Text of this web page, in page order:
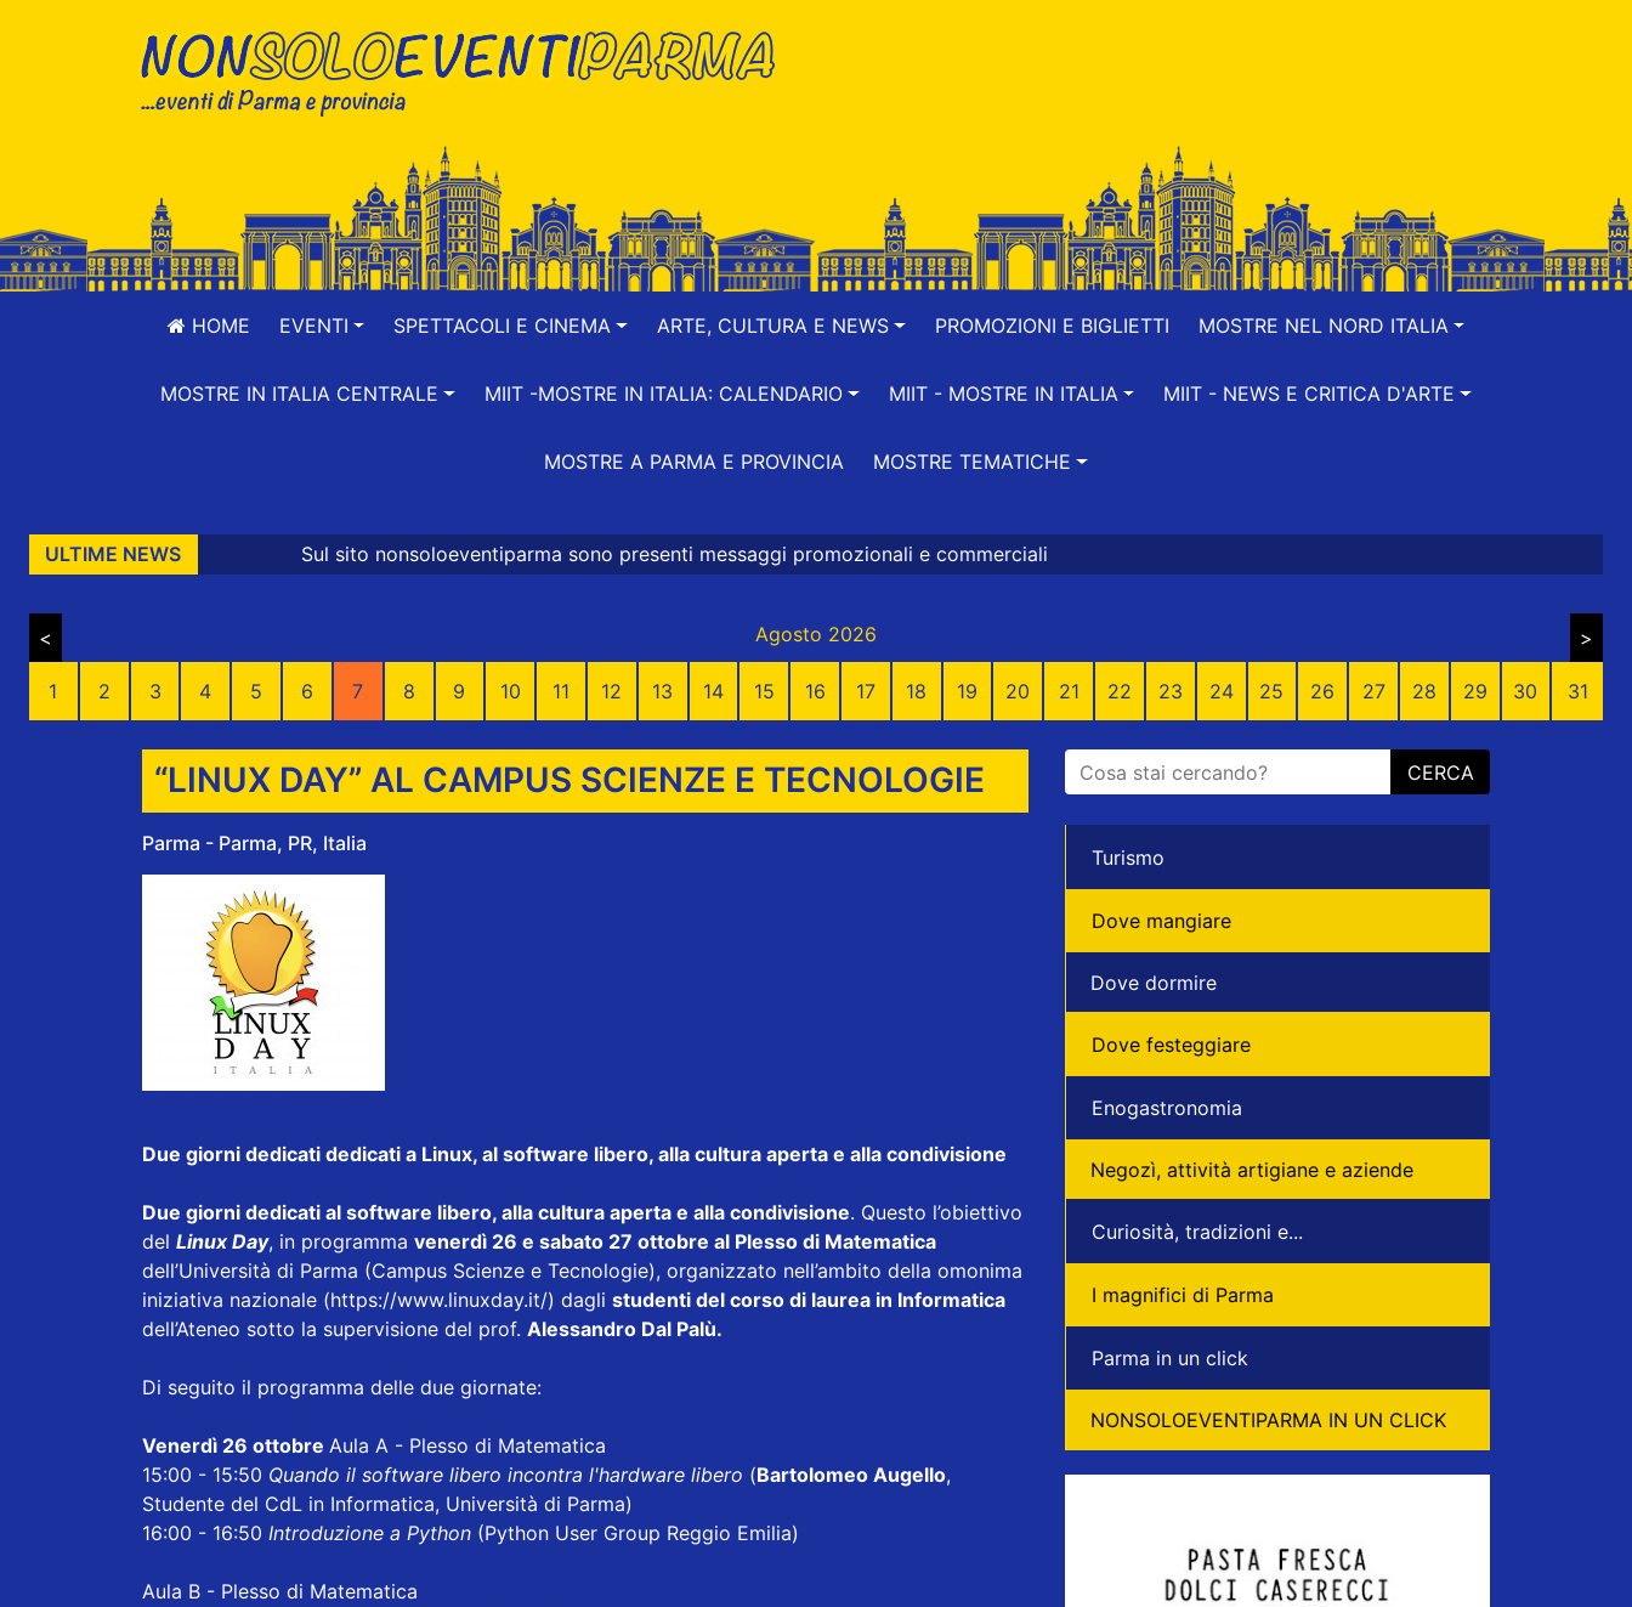
HOME EVENTI SPETTACOLI E CINEMA ARTE, CULTURA E NEWS PROMOZIONI E BIGLIETTI MOSTRE NEL NORD ITALIA
MOSTRE IN ITALIA CENTRALE MIIT -MOSTRE IN ITALIA: CALENDARIO MIIT - MOSTRE IN ITALIA MIIT - NEWS E CRITICA D'ARTE
MOSTRE A PARMA E PROVINCIA MOSTRE TEMATICHE
ULTIME NEWSSul sito nonsoloeventiparma sono presenti messaggi promozionali e commerciali
< Agosto 2026 >
1 2 3 4 5 6 7 8 9 10 11 12 13 14 15 16 17 18 19 20 21 22 23 24 25 26 27 28 29 30 31
“LINUX DAY” AL CAMPUS SCIENZE E TECNOLOGIE
Parma - Parma, PR, Italia
Due giorni dedicati dedicati a Linux, al software libero, alla cultura aperta e alla condivisione
Due giorni dedicati al software libero, alla cultura aperta e alla condivisione. Questo l’obiettivo
del Linux Day, in programma venerdì 26 e sabato 27 ottobre al Plesso di Matematica
dell’Università di Parma (Campus Scienze e Tecnologie), organizzato nell’ambito della omonima
iniziativa nazionale (https://www.linuxday.it/) dagli studenti del corso di laurea in Informatica
dell’Ateneo sotto la supervisione del prof. Alessandro Dal Palù.
Di seguito il programma delle due giornate:
Venerdì 26 ottobre Aula A - Plesso di Matematica
15:00 - 15:50 Quando il software libero incontra l'hardware libero (Bartolomeo Augello,
Studente del CdL in Informatica, Università di Parma)
16:00 - 16:50 Introduzione a Python (Python User Group Reggio Emilia)
Aula B - Plesso di Matematica
CERCA
Turismo
Dove mangiare
Dove dormire
Dove festeggiare
Enogastronomia
Negozì, attività artigiane e aziende
Curiosità, tradizioni e...
I magnifici di Parma
Parma in un click
NONSOLOEVENTIPARMA IN UN CLICK